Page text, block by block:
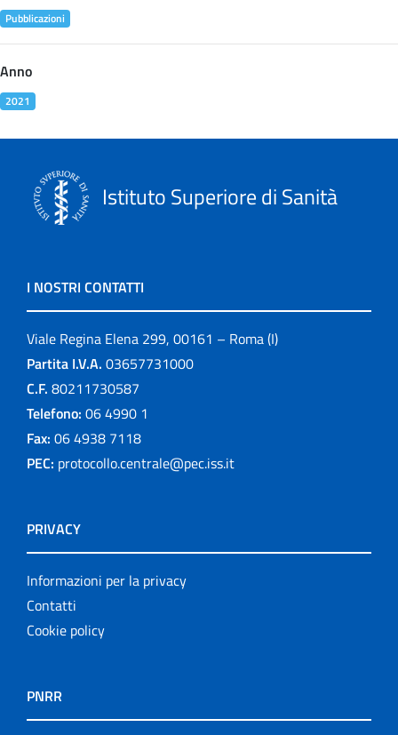
Pubblicazioni
Anno
2021
Istituto Superiore di Sanità
I NOSTRI CONTATTI
Viale Regina Elena 299, 00161 – Roma (I)
Partita I.V.A. 03657731000
C.F. 80211730587
Telefono: 06 4990 1
Fax: 06 4938 7118
PEC: protocollo.centrale@pec.iss.it
PRIVACY
Informazioni per la privacy
Contatti
Cookie policy
PNRR